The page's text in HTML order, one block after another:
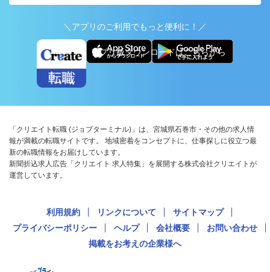
＼アプリのご利用でもっと便利に！／
アプリ版ダウンロードはこちらから
「クリエイト転職 (ジョブターミナル)」は、宮城県石巻市・その他の求人情
報が満載の転職サイトです。 地域密着をコンセプトに、仕事探しに役立つ最
新の転職情報をお届けしています。
新聞折込求人広告「クリエイト 求人特集」を展開する株式会社クリエイトが
運営しています。
利用規約 リンクについて
サイトマップ
プライバシーポリシー
ヘルプ 会社概要
お問い合わせ
掲載をお考えの企業様へ